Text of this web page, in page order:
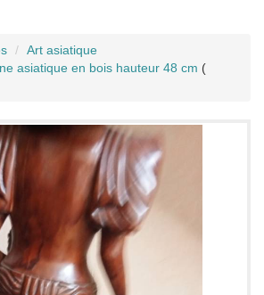
Art asiatique
asiatique en bois hauteur 48 cm (